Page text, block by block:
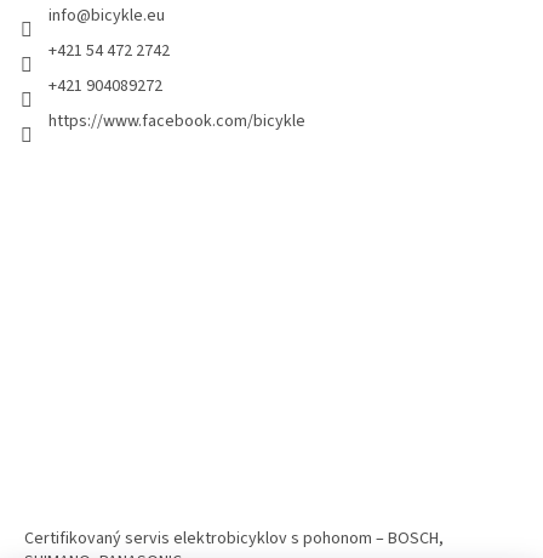
info@bicykle.eu
+421 54 472 2742
+421 904089272
https://www.facebook.com/bicykle
Certifikovaný servis elektrobicyklov s pohonom – BOSCH,